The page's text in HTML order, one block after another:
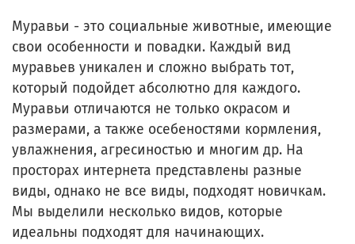
Муравьи - это социальные животные, имеющие
свои особенности и повадки. Каждый вид
муравьев уникален и сложно выбрать тот,
который подойдет абсолютно для каждого.
Муравьи отличаются не только окрасом и
размерами, а также осебеностями кормления,
увлажнения, агресиностью и многим др. На
просторах интернета представлены разные
виды, однако не все виды, подходят новичкам.
Мы выделили несколько видов, которые
идеальны подходят для начинающих.